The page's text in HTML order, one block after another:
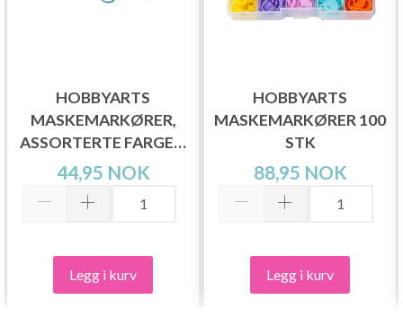
HOBBYARTS
MASKEMARKØRER,
ASSORTERTE FARGER,
25 STK.
44,95 NOK
Legg i kurv
HOBBYARTS
MASKEMARKØRER 100
STK
88,95 NOK
Legg i kurv